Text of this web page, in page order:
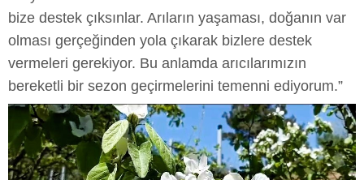
bize destek çıksınlar. Arıların yaşaması, doğanın var
olması gerçeğinden yola çıkarak bizlere destek
vermeleri gerekiyor. Bu anlamda arıcılarımızın
bereketli bir sezon geçirmelerini temenni ediyorum.”